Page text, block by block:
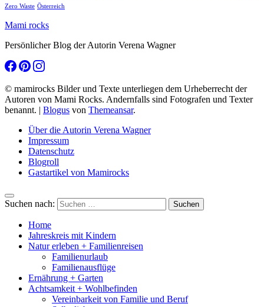
Zero Waste Österreich
Mami rocks
Persönlicher Blog der Autorin Verena Wagner
© mamirocks Bilder und Texte unterliegen dem Urheberrecht der
Autoren von Mami Rocks. Andernfalls sind Fotografen und Texter
benannt. | Blogus von Themeansar.
Über die Autorin Verena Wagner
Impressum
Datenschutz
Blogroll
Gastartikel von Mamirocks
Suchen nach:
Home
Jahreskreis mit Kindern
Natur erleben + Familienreisen
Familienurlaub
Familienausflüge
Ernährung + Garten
Achtsamkeit + Wohlbefinden
Vereinbarkeit von Familie und Beruf